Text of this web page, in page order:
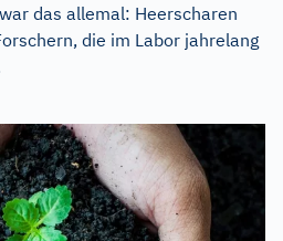
das allemal: Heerscharen
die im Labor jahrelang